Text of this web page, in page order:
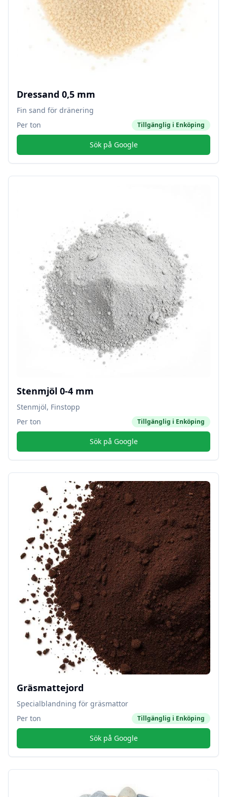
Dressand 0,5 mm
Fin sand för dränering
Per ton
Tillgänglig i Enköping
Sök på Google
Stenmjöl 0-4 mm
Stenmjöl, Finstopp
Per ton
Tillgänglig i Enköping
Sök på Google
Gräsmattejord
Specialblandning för gräsmattor
Per ton
Tillgänglig i Enköping
Sök på Google